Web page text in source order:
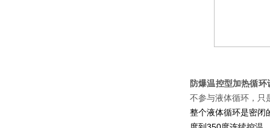
防爆温控型加热循环
不参与液体循环，只
整个液体循环是密闭